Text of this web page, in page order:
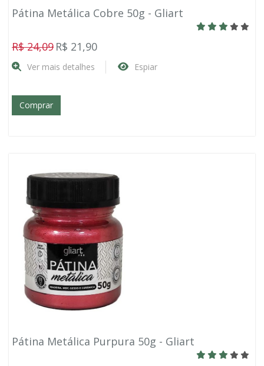
Pátina Metálica Cobre 50g - Gliart
R$ 24,09 R$ 21,90
Ver mais detalhes Espiar
Comprar
Pátina Metálica Purpura 50g - Gliart